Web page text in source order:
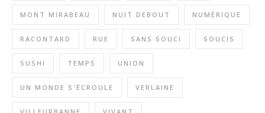
MONT MIRABEAU NUIT DEBOUT NUMÉRIQUE
RACONTARD RUE SANS SOUCI SOUCIS
SUSHI TEMPS UNION
UN MONDE S'ÉCROULE VERLAINE